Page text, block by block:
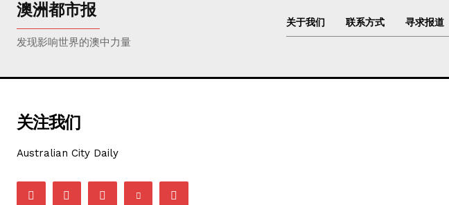
澳洲都市报
发现影响世界的澳中力量
关于我们 联系方式 寻求报道
关注我们
Australian City Daily